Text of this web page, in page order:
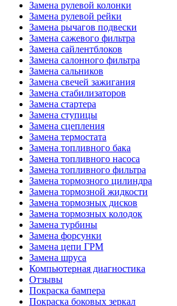
Замена рулевой колонки
Замена рулевой рейки
Замена рычагов подвески
Замена сажевого фильтра
Замена сайлентблоков
Замена салонного фильтра
Замена сальников
Замена свечей зажигания
Замена стабилизаторов
Замена стартера
Замена ступицы
Замена сцепления
Замена термостата
Замена топливного бака
Замена топливного насоса
Замена топливного фильтра
Замена тормозного цилиндра
Замена тормозной жидкости
Замена тормозных дисков
Замена тормозных колодок
Замена турбины
Замена форсунки
Замена цепи ГРМ
Замена шруса
Компьютерная диагностика
Отзывы
Покраска бампера
Покраска боковых зеркал